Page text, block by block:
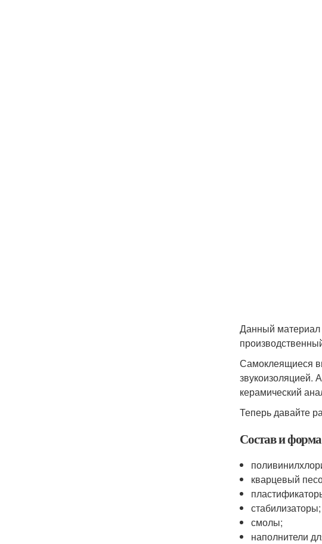
Данный материал
Самоклеящиеся
звукоизоляцией.
керамический
Теперь давайте
Состав и
кварцевый
стабилизаторы;
смолы;
наполнители